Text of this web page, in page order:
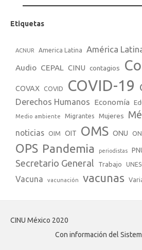
Etiquetas
ACNUR America Latina América
Audio CEPAL CINU contagios
COVAX COVID COVID-19
Derechos Humanos Economía
Medio ambiente Migrantes Mujeres
noticias OIM OIT OMS ONU
OPS Pandemia periodistas
Secretario General Trabajo
Vacuna vacunación vacunas
CINU México 2020
Con información del